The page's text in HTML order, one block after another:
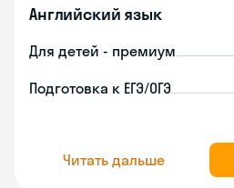
Английский язык
Для детей - премиум
Подготовка к ЕГЭ/ОГЭ
Читать дальше